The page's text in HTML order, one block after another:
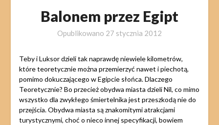
Balonem przez Egipt
Opublikowano 27 stycznia 2012
Teby i Luksor dzieli tak naprawdę niewiele kilometrów,
które teoretycznie można przemierzyć nawet i piechotą,
pomimo dokuczającego w Egipcie słońca. Dlaczego
Teoretycznie? Bo przecież obydwa miasta dzieli Nil, co mimo
wszystko dla zwykłego śmiertelnika jest przeszkodą nie do
przejścia. Obydwa miasta są znakomitymi atrakcjami
turystycznymi, choć o nieco innej specyfikacji, bowiem